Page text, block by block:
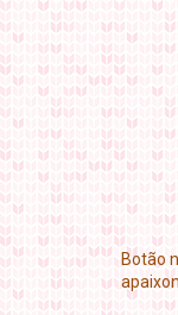
Botão